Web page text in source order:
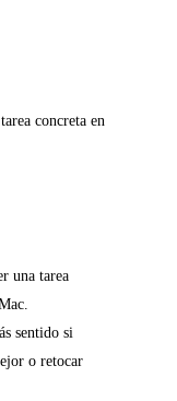
concreta en
una tarea
sentido si
o retocar